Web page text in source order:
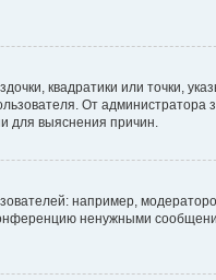
квадратики или точки,
От администратора
для выяснения причин.
например,
ненужными